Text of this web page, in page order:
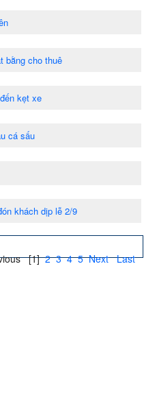
bằng cho thuê
kẹt xe
cá sấu
khách dịp lễ 2/9
[1] 2 3 4 5 Next Last